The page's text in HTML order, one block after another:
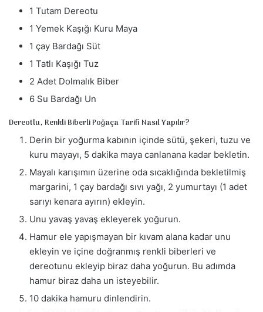
1 Tutam Dereotu
1 Yemek Kaşığı Kuru Maya
1 çay Bardağı Süt
1 Tatlı Kaşığı Tuz
2 Adet Dolmalık Biber
6 Su Bardağı Un
Dereotlu, Renkli Biberli Poğaça Tarifi Nasıl Yapılır?
Derin bir yoğurma kabının içinde sütü, şekeri, tuzu ve
kuru mayayı, 5 dakika maya canlanana kadar bekletin.
Mayalı karışımın üzerine oda sıcaklığında bekletilmiş
margarini, 1 çay bardağı sıvı yağı, 2 yumurtayı (1 adet
sarıyı kenara ayırın) ekleyin.
Unu yavaş yavaş ekleyerek yoğurun.
Hamur ele yapışmayan bir kıvam alana kadar unu
ekleyin ve içine doğranmış renkli biberleri ve
dereotunu ekleyip biraz daha yoğurun. Bu adımda
hamur biraz daha un isteyebilir.
10 dakika hamuru dinlendirin.